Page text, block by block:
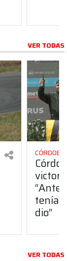
VER TODAS
dio”
VER TODAS